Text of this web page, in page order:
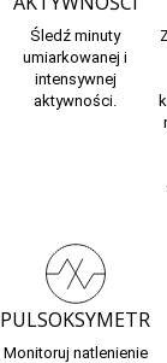
Śledź minuty
umiarkowanej i
intensywnej
aktywności.
PULSOKSYMETR
Monitoruj natlenienie